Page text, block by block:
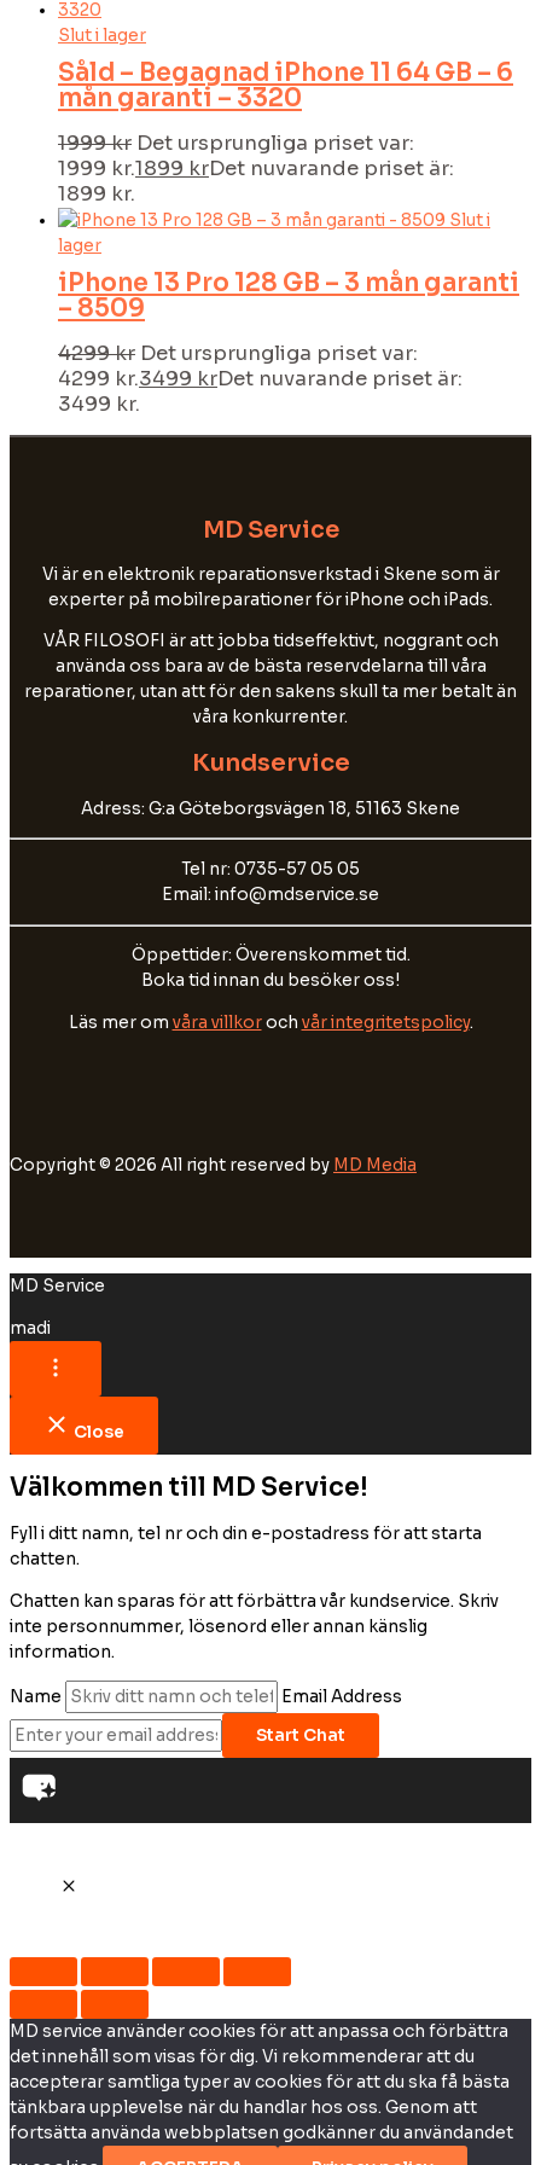
Slut i lager
Såld – Begagnad iPhone 11 64 GB – 6
mån garanti – 3320
1999kr Det ursprungliga priset var:
1999 kr.1899 krDet nuvarande priset är:
1899 kr.
Slut i
lager
iPhone 13 Pro 128 GB – 3 mån garanti
– 8509
4299kr Det ursprungliga priset var:
4299 kr.3499 krDet nuvarande priset är:
3499 kr.
MD Service
Vi är en elektronik reparationsverkstad i Skene som är
experter på mobilreparationer för iPhone och iPads.
VÅR FILOSOFI är att jobba tidseffektivt, noggrant och
använda oss bara av de bästa reservdelarna till våra
reparationer, utan att för den sakens skull ta mer betalt än
våra konkurrenter.
Kundservice
Adress: G:a Göteborgsvägen 18, 51163 Skene
Tel nr: 0735-57 05 05
Email: info@mdservice.se
Öppettider: Överenskommet tid.
Boka tid innan du besöker oss!
Läs mer om våra villkoroch vår integritetspolicy.
Copyright © 2026 All right reserved by MD Media
MD Service
madi
Close
Välkommen till MD Service!
Fyll i ditt namn, tel nr och din e-postadress för att starta
chatten.
Chatten kan sparas för att förbättra vår kundservice. Skriv
inte personnummer, lösenord eller annan känslig
information.
Name
Email Address
Start Chat
MD service använder cookies för att anpassa och förbättra
det innehåll som visas för dig. Vi rekommenderar att du
accepterar samtliga typer av cookies för att du ska få bästa
tänkbara upplevelse när du handlar hos oss. Genom att
fortsätta använda webbplatsen godkänner du användandet